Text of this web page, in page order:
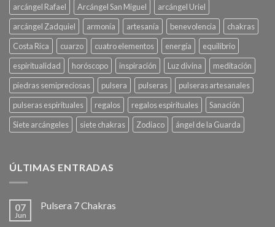
arcángel Rafael
Arcángel San Miguel
arcángel Uriel
arcángel Zadquiel
armonía artesanía benevolencia
chakras
Costa Rica
cuarzo cuatro elementos energía
equilibrio
espiritualidad
horóscopo inspiración Luz divina
meditación
piedras semipreciosas
pulsera pulseras
pulseras artesanales
pulseras espirituales
regalos regalos espirituales
Sanación
Siete arcángeles
siete chakras Zodiaco ángel de la Guarda
ÚLTIMAS ENTRADAS
07
Jun
Pulsera 7 Chakras